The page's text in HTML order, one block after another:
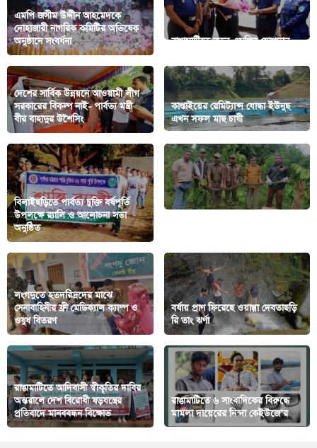
এমপি জসীম উদ্দীন আহমেদকে
দোহাজারী নাগরিক কমিটির অভিষেক
অনুষ্ঠানে সংবর্ধনা
রাঙামাটিতে নতুন এসপির যোগদান
দেশের সার্বিক উন্নয়নে আওয়ামী লীগ
সরকারের বিকল্প নাই- পার্বত্য মন্ত্রী
বীর বাহাদুর উশৈসিং
কাপ্তাইয়ের রেমিট্যান্স যোদ্ধা ইউনুছ
এখন সফল মাছ চাষী
বিলাইছড়িতে পার্বত্য চুক্তি বর্ষপূর্তি
উপলক্ষে র‍্যালি ও আলোচনা সভা
অনুষ্ঠিত
লংগদুতে হতদরিদ্রদের মাঝে
সেনাবাহিনীর ফ্রী মেডিক্যাল ক্যাম্প ও
ওষুধ বিতরণ
বর্ষায় প্রাণ ফিরেছে ওয়াগ্গা দেবতাছড়ি
রি তাং ঝর্ণা
রাঙামাটিতে আদিবাসী স্বীকৃতির দাবির
অন্তরালে দেশ বিরোধী ষড়যন্ত্রের
প্রতিবাদে মানববন্ধন বিক্ষোভ
রাঙামাটিতে ৬ সাংবাদিকের বিরুদ্ধে
মামলা দায়েরের নিন্দা কেইউজে’র